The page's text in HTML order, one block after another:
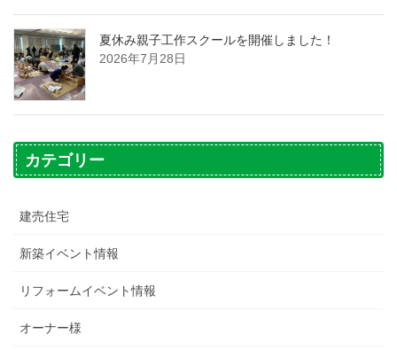
夏休み親子工作スクールを開催しました！
2026年7月28日
カテゴリー
建売住宅
新築イベント情報
リフォームイベント情報
オーナー様